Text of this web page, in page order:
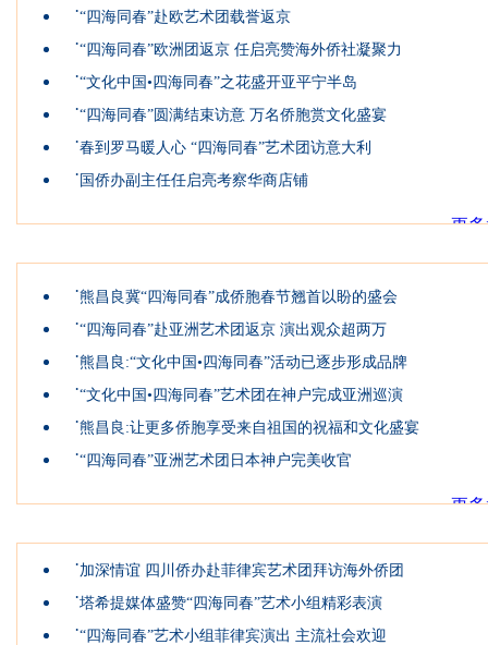
·“四海同春”赴欧艺术团载誉返京
·“四海同春”欧洲团返京 任启亮赞海外侨社凝聚力
·“文化中国•四海同春”之花盛开亚平宁半岛
·“四海同春”圆满结束访意 万名侨胞赏文化盛宴
·春到罗马暖人心 “四海同春”艺术团访意大利
· 国侨办副主任任启亮考察华商店铺
更
·熊昌良冀“四海同春”成侨胞春节翘首以盼的盛会
·“四海同春”赴亚洲艺术团返京 演出观众超两万
·熊昌良:“文化中国•四海同春”活动已逐步形成品牌
·“文化中国•四海同春”艺术团在神户完成亚洲巡演
·熊昌良:让更多侨胞享受来自祖国的祝福和文化盛宴
·“四海同春”亚洲艺术团日本神户完美收官
更
·加深情谊 四川侨办赴菲律宾艺术团拜访海外侨团
·塔希提媒体盛赞“四海同春”艺术小组精彩表演
·“四海同春”艺术小组菲律宾演出 主流社会欢迎